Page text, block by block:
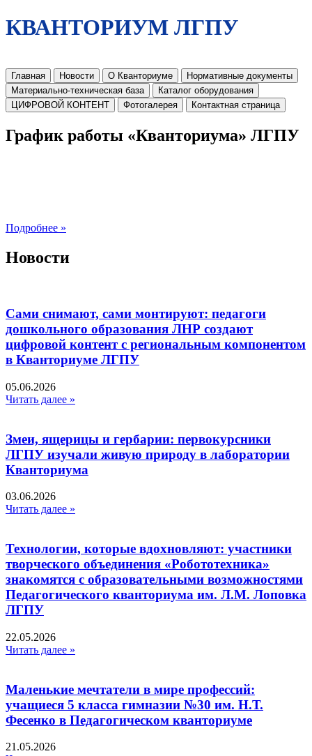
КВАНТОРИУМ ЛГПУ
Главная Новости О Кванториуме
Нормативные документы
Материально-техническая база
Каталог оборудования
ЦИФРОВОЙ КОНТЕНТ
Фотогалерея Контактная страница
График работы «Кванториума» ЛГПУ
Подробнее »
Новости
Сами снимают, сами монтируют: педагоги
дошкольного образования ЛНР создают
цифровой контент с региональным компонентом
в Кванториуме ЛГПУ​
05.06.2026
Читать далее »
Змеи, ящерицы и гербарии: первокурсники
ЛГПУ изучали живую природу в лаборатории
Кванториума
03.06.2026
Читать далее »
Технологии, которые вдохновляют: участники
творческого объединения «Робототехника»
знакомятся с образовательными возможностями
Педагогического кванториума им. Л.М. Лоповка
ЛГПУ
22.05.2026
Читать далее »
Маленькие мечтатели в мире профессий:
учащиеся 5 класса гимназии №30 им. Н.Т.
Фесенко в Педагогическом кванториуме
21.05.2026